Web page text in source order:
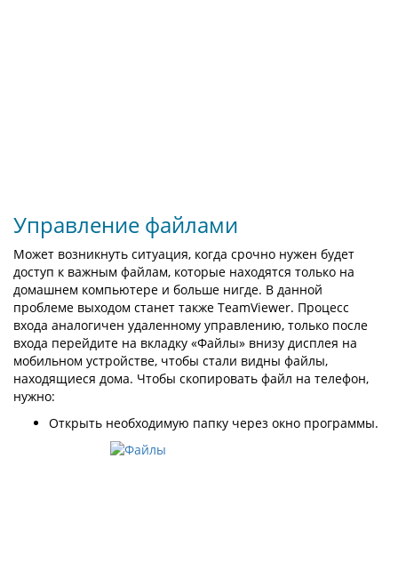
Управление файлами
Может возникнуть ситуация, когда срочно нужен будет
доступ к важным файлам, которые находятся только на
домашнем компьютере и больше нигде. В данной
проблеме выходом станет также TeamViewer. Процесс
входа аналогичен удаленному управлению, только после
входа перейдите на вкладку «Файлы» внизу дисплея на
мобильном устройстве, чтобы стали видны файлы,
находящиеся дома. Чтобы скопировать файл на телефон,
нужно:
Открыть необходимую папку через окно программы.